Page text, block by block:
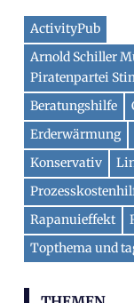
h
i
v
ActivityPub
Arnold Schiller
Piratenpartei
Beratungshilfe
Erderwärmung
Konservativ
Rapanuieffekt
Topthema und